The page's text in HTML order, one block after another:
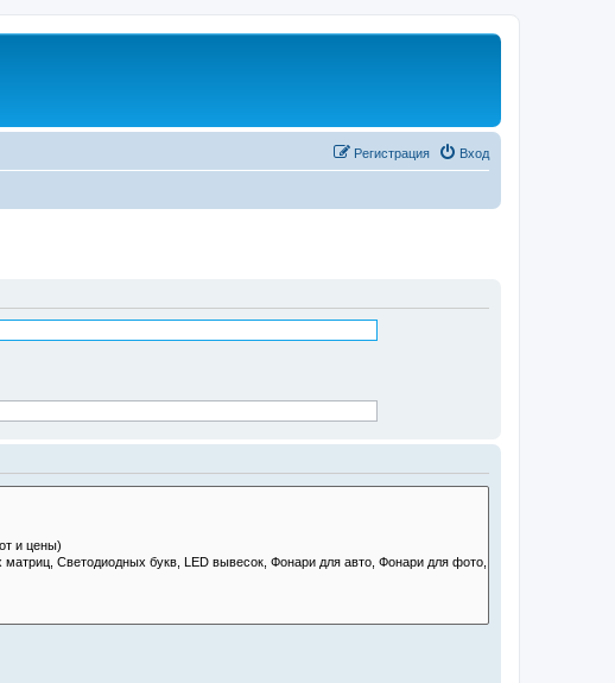
Вход
Регистрация